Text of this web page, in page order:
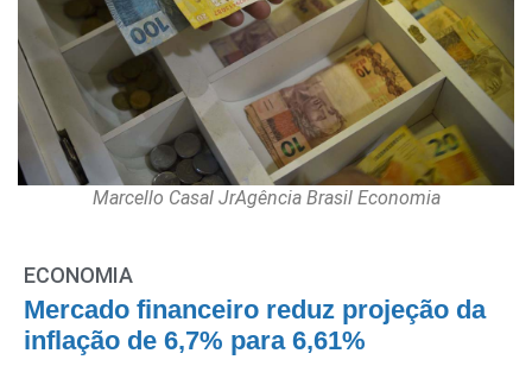
Marcello Casal JrAgência Brasil Economia
ECONOMIA
Mercado financeiro reduz projeção da
inflação de 6,7% para 6,61%